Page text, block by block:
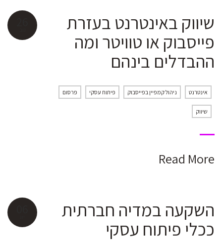
שיווק באינטרנט בעזרת
פייסבוק או טוויטר ומה
ההבדלים בינהם
אינטרנט ניהול קמפיין בפייסבוק פיתוח עסקי פרסום
שיווק
Read More
השקעה במדיה חברתית
ככלי פיתוח עסקי